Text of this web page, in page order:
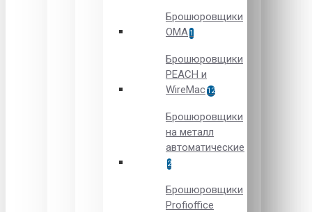
Брошюровщики
OMA 1
Брошюровщики
PEACH и
WireMac 12
Брошюровщики
на металл
автоматические
2
Брошюровщики
Рrofioffice